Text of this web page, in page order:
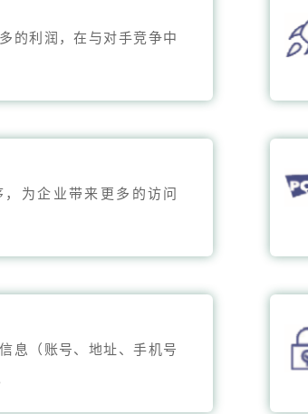
的利润，在与对手竞争中
为企业带来更多的访问
息（账号、地址、手机号